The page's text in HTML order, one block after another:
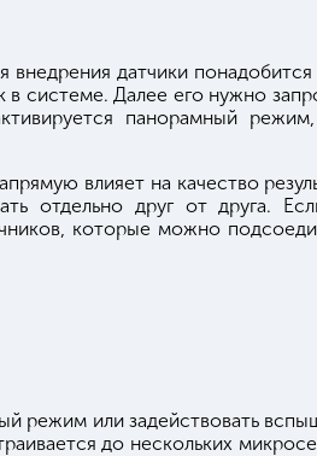
датчики
в системе. Далее его нужно
панорамный
влияет на качество
отдельно друг от друга.
которые можно
режим или задействовать
до нескольких